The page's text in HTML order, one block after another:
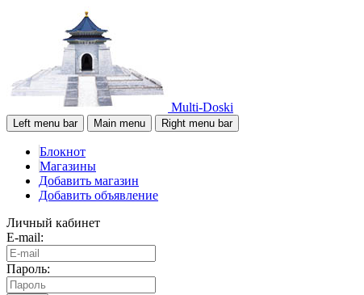
Multi-Doski
Left menu bar Main menu Right menu bar
Блокнот
Магазины
Добавить магазин
Добавить объявление
Личный кабинет
E-mail:
Пароль: